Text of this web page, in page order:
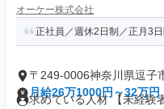
オーケー株式会社
正社員／週休2日制／正月3
〒249-0006神奈川県逗子
月給26万1000円～32万円
求めている人材 【未経験